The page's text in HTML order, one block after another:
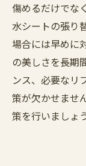
傷めるだけでな
水シートの張り
場合には早めに
の美しさを長期
ンス、必要なリ
策が欠かせませ
策を行いましょう